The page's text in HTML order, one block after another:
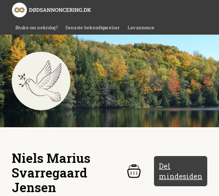
Ønske om nekrolog? Seneste bekendtgørelser Lav annonce
Niels Marius
Svarregaard
Jensen
Del
mindesiden